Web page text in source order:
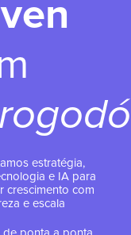
estratégia,
e IA para
crescimento com
e escala